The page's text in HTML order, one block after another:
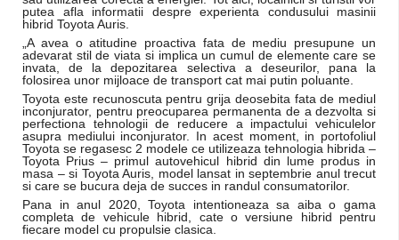
putea afla informatii despre experienta condusului masinii
hibrid Toyota Auris.
„A avea o atitudine proactiva fata de mediu presupune un
adevarat stil de viata si implica un cumul de elemente care se
invata, de la depozitarea selectiva a deseurilor, pana la
folosirea unor mijloace de transport cat mai putin poluante.
Toyota este recunoscuta pentru grija deosebita fata de mediul
inconjurator, pentru preocuparea permanenta de a dezvolta si
perfectiona tehnologii de reducere a impactului vehiculelor
asupra mediului inconjurator. In acest moment, in portofoliul
Toyota se regasesc 2 modele ce utilizeaza tehnologia hibrida –
Toyota Prius – primul autovehicul hibrid din lume produs in
masa – si Toyota Auris, model lansat in septembrie anul trecut
si care se bucura deja de succes in randul consumatorilor.
Pana in anul 2020, Toyota intentioneaza sa aiba o gama
completa de vehicule hibrid, cate o versiune hibrid pentru
fiecare model cu propulsie clasica.